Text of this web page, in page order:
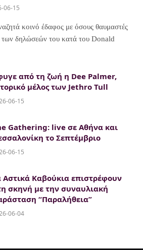
06-15
κοινό έδαφος με όσους θαυμαστές
των δηλώσεών του κατά του Donald
από τη ζωή η Dee Palmer,
μέλος των Jethro Tull
06-15
Gathering: live σε Αθήνα και
το Σεπτέμβριο
06-15
Αστικά Καβούκια επιστρέφουν
σκηνή με την συναυλιακή
“Παραλήθεια”
06-04